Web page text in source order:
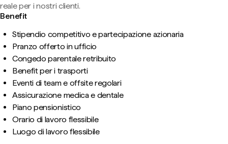
reale per i nostri clienti.
Benefit
Stipendio competitivo e partecipazione azionaria
Pranzo offerto in ufficio
Congedo parentale retribuito
Benefit per i trasporti
Eventi di team e offsite regolari
Assicurazione medica e dentale
Piano pensionistico
Orario di lavoro flessibile
Luogo di lavoro flessibile